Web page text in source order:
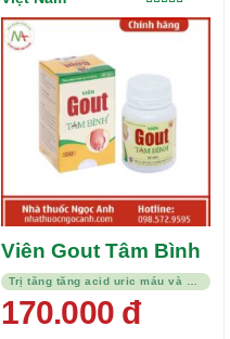
Trị tăng tăng acid uric máu và bệnh gout
Viên Gout Tâm Bình
Được xếp
hạng5.00
170.000đ